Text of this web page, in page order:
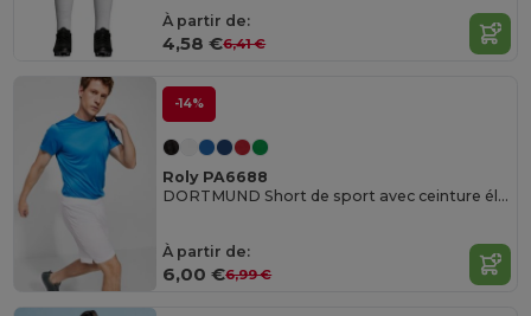
À partir de:
4,58 €6,41 €
-14%
Roly PA6688
DORTMUND Short de sport avec ceinture élastique avec cordon de serrage interieur et passepoil arrière de sécurité
À partir de:
6,00 €6,99 €